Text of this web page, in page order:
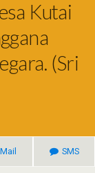
Kutai
(Sri
Mail SMS